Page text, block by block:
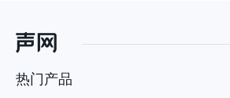
热门产品